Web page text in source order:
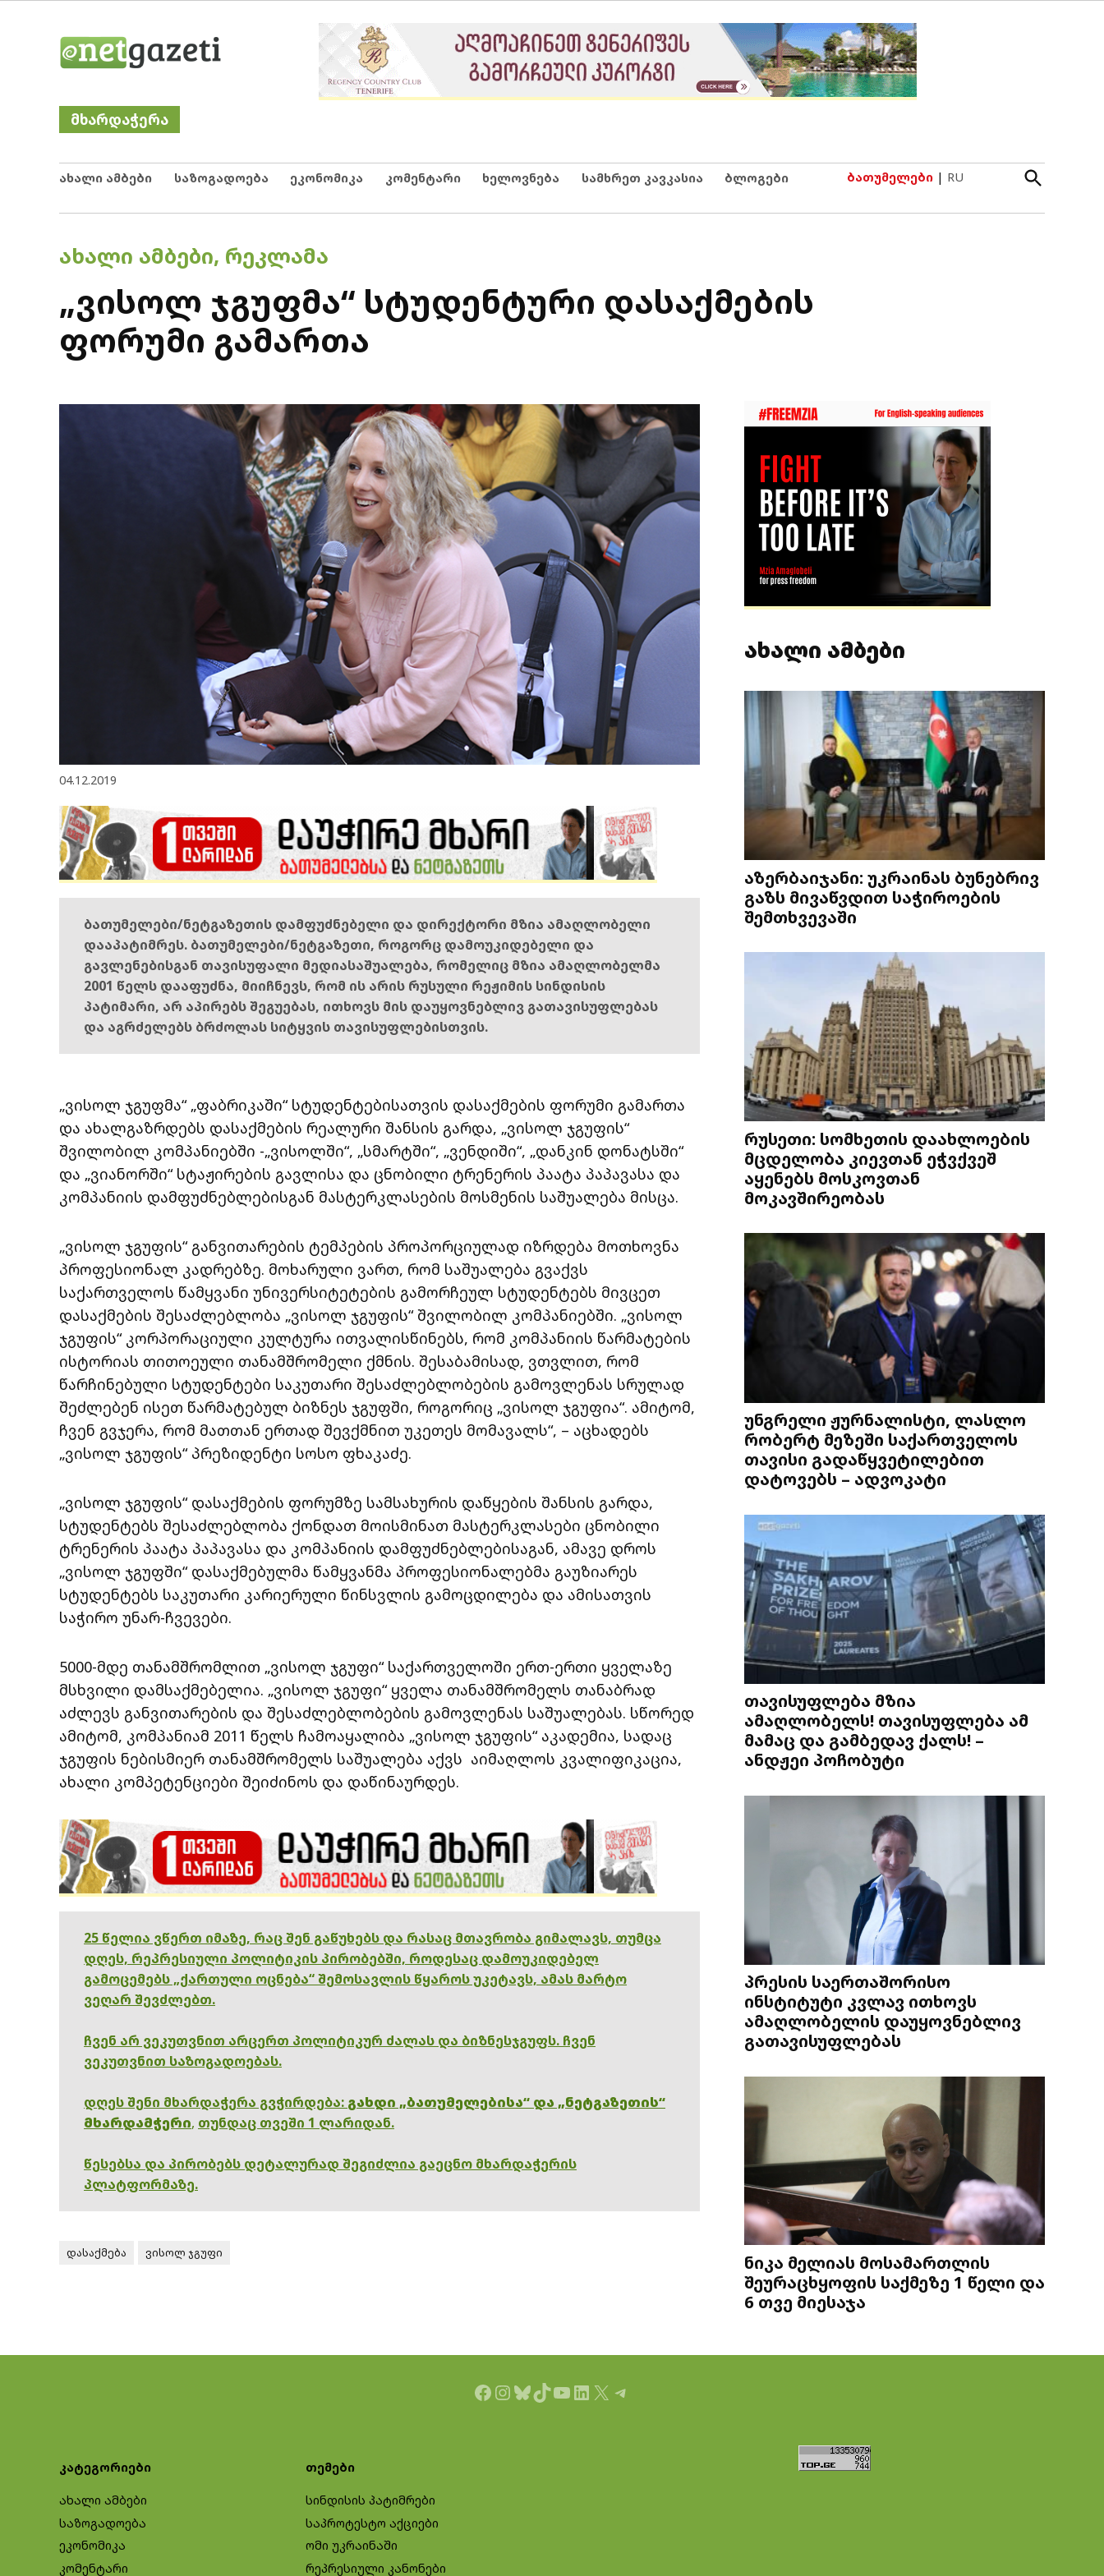
Netgazeti
მხარდაჭერა
ახალი ამბები საზოგადოება ეკონომიკა კომენტარი ხელოვნება სამხრეთ კავკასია ბლოგები ბათუმელები | RU
Open
Search
POSTED
ᲐᲮᲐᲚᲘ ᲐᲛᲑᲔᲑᲘ, ᲠᲔᲙᲚᲐᲛᲐ
„ვისოლ ჯგუფმა“ სტუდენტური დასაქმების
ფორუმი გამართა
04.12.2019
ბათუმელები/ნეტგაზეთის დამფუძნებელი და დირექტორი მზია ამაღლობელი
დააპატიმრეს. ბათუმელები/ნეტგაზეთი, როგორც დამოუკიდებელი და
გავლენებისგან თავისუფალი მედიასაშუალება, რომელიც მზია ამაღლობელმა
2001 წელს დააფუძნა, მიიჩნევს, რომ ის არის რუსული რეჟიმის სინდისის
პატიმარი, არ აპირებს შეგუებას, ითხოვს მის დაუყოვნებლივ გათავისუფლებას
და აგრძელებს ბრძოლას სიტყვის თავისუფლებისთვის.
„ვისოლ ჯგუფმა“ „ფაბრიკაში“ სტუდენტებისათვის დასაქმების ფორუმი გამართა
და ახალგაზრდებს დასაქმების რეალური შანსის გარდა, „ვისოლ ჯგუფის“
შვილობილ კომპანიებში -„ვისოლში“, „სმარტში“, „ვენდიში“, „დანკინ დონატსში“
და „ვიანორში“ სტაჟირების გავლისა და ცნობილი ტრენერის პაატა პაპავასა და
კომპანიის დამფუძნებლებისგან მასტერკლასების მოსმენის საშუალება მისცა.
„ვისოლ ჯგუფის“ განვითარების ტემპების პროპორციულად იზრდება მოთხოვნა
პროფესიონალ კადრებზე. მოხარული ვართ, რომ საშუალება გვაქვს
საქართველოს წამყვანი უნივერსიტეტების გამორჩეულ სტუდენტებს მივცეთ
დასაქმების შესაძლებლობა „ვისოლ ჯგუფის“ შვილობილ კომპანიებში. „ვისოლ
ჯგუფის“ კორპორაციული კულტურა ითვალისწინებს, რომ კომპანიის წარმატების
ისტორიას თითოეული თანამშრომელი ქმნის. შესაბამისად, ვთვლით, რომ
წარჩინებული სტუდენტები საკუთარი შესაძლებლობების გამოვლენას სრულად
შეძლებენ ისეთ წარმატებულ ბიზნეს ჯგუფში, როგორიც „ვისოლ ჯგუფია“. ამიტომ,
ჩვენ გვჯერა, რომ მათთან ერთად შევქმნით უკეთეს მომავალს“, – აცხადებს
„ვისოლ ჯგუფის“ პრეზიდენტი სოსო ფხაკაძე.
„ვისოლ ჯგუფის“ დასაქმების ფორუმზე სამსახურის დაწყების შანსის გარდა,
სტუდენტებს შესაძლებლობა ქონდათ მოისმინათ მასტერკლასები ცნობილი
ტრენერის პაატა პაპავასა და კომპანიის დამფუძნებლებისაგან, ამავე დროს
„ვისოლ ჯგუფში“ დასაქმებულმა წამყვანმა პროფესიონალებმა გაუზიარეს
სტუდენტებს საკუთარი კარიერული წინსვლის გამოცდილება და ამისათვის
საჭირო უნარ-ჩვევები.
5000-მდე თანამშრომლით „ვისოლ ჯგუფი“ საქართველოში ერთ-ერთი ყველაზე
მსხვილი დამსაქმებელია. „ვისოლ ჯგუფი“ ყველა თანამშრომელს თანაბრად
აძლევს განვითარების და შესაძლებლობების გამოვლენას საშუალებას. სწორედ
ამიტომ, კომპანიამ 2011 წელს ჩამოაყალიბა „ვისოლ ჯგუფის“ აკადემია, სადაც
ჯგუფის ნებისმიერ თანამშრომელს საშუალება აქვს აიმაღლოს კვალიფიკაცია,
ახალი კომპეტენციები შეიძინოს და დაწინაურდეს.
25 წელია ვწერთ იმაზე, რაც შენ გაწუხებს და რასაც მთავრობა გიმალავს, თუმცა
დღეს, რეპრესიული პოლიტიკის პირობებში, როდესაც დამოუკიდებელ
გამოცემებს „ქართული ოცნება“ შემოსავლის წყაროს უკეტავს, ამას მარტო
ვეღარ შევძლებთ.
ჩვენ არ ვეკუთვნით არცერთ პოლიტიკურ ძალას და ბიზნესჯგუფს. ჩვენ
ვეკუთვნით საზოგადოებას.
დღეს შენი მხარდაჭერა გვჭირდება: გახდი „ბათუმელებისა“ და „ნეტგაზეთის“
მხარდამჭერი, თუნდაც თვეში 1 ლარიდან.
წესებსა და პირობებს დეტალურად შეგიძლია გაეცნო მხარდაჭერის
პლატფორმაზე.
დასაქმება ვისოლ ჯგუფი
ახალი ამბები
აზერბაიჯანი: უკრაინას ბუნებრივ
გაზს მივაწვდით საჭიროების
შემთხვევაში
რუსეთი: სომხეთის დაახლოების
მცდელობა კიევთან ეჭვქვეშ
აყენებს მოსკოვთან
მოკავშირეობას
უნგრელი ჟურნალისტი, ლასლო
რობერტ მეზეში საქართველოს
თავისი გადაწყვეტილებით
დატოვებს – ადვოკატი
თავისუფლება მზია
ამაღლობელს! თავისუფლება ამ
მამაც და გამბედავ ქალს! –
ანდჟეი პოჩობუტი
პრესის საერთაშორისო
ინსტიტუტი კვლავ ითხოვს
ამაღლობელის დაუყოვნებლივ
გათავისუფლებას
ნიკა მელიას მოსამართლის
შეურაცხყოფის საქმეზე 1 წელი და
6 თვე მიესაჯა
Facebook
Instagram
Bluesky
TikTok
YouTube
LinkedIn
X Telegram
კატეგორიები
ახალი ამბები
საზოგადოება
ეკონომიკა
კომენტარი
თემები
სინდისის პატიმრები
საპროტესტო აქციები
ომი უკრაინაში
რეპრესიული კანონები